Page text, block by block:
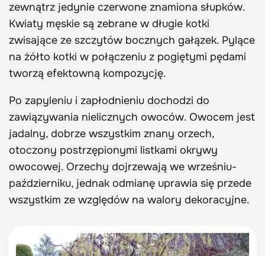
zewnątrz jedynie czerwone znamiona słupków.
Kwiaty męskie są zebrane w długie kotki
zwisające ze szczytów bocznych gałązek. Pylące
na żółto kotki w połączeniu z pogiętymi pędami
tworzą efektowną kompozycję.
Po zapyleniu i zapłodnieniu dochodzi do
zawiązywania nielicznych owoców. Owocem jest
jadalny, dobrze wszystkim znany orzech,
otoczony postrzępionymi listkami okrywy
owocowej. Orzechy dojrzewają we wrześniu-
październiku, jednak odmianę uprawia się przede
wszystkim ze względów na walory dekoracyjne.